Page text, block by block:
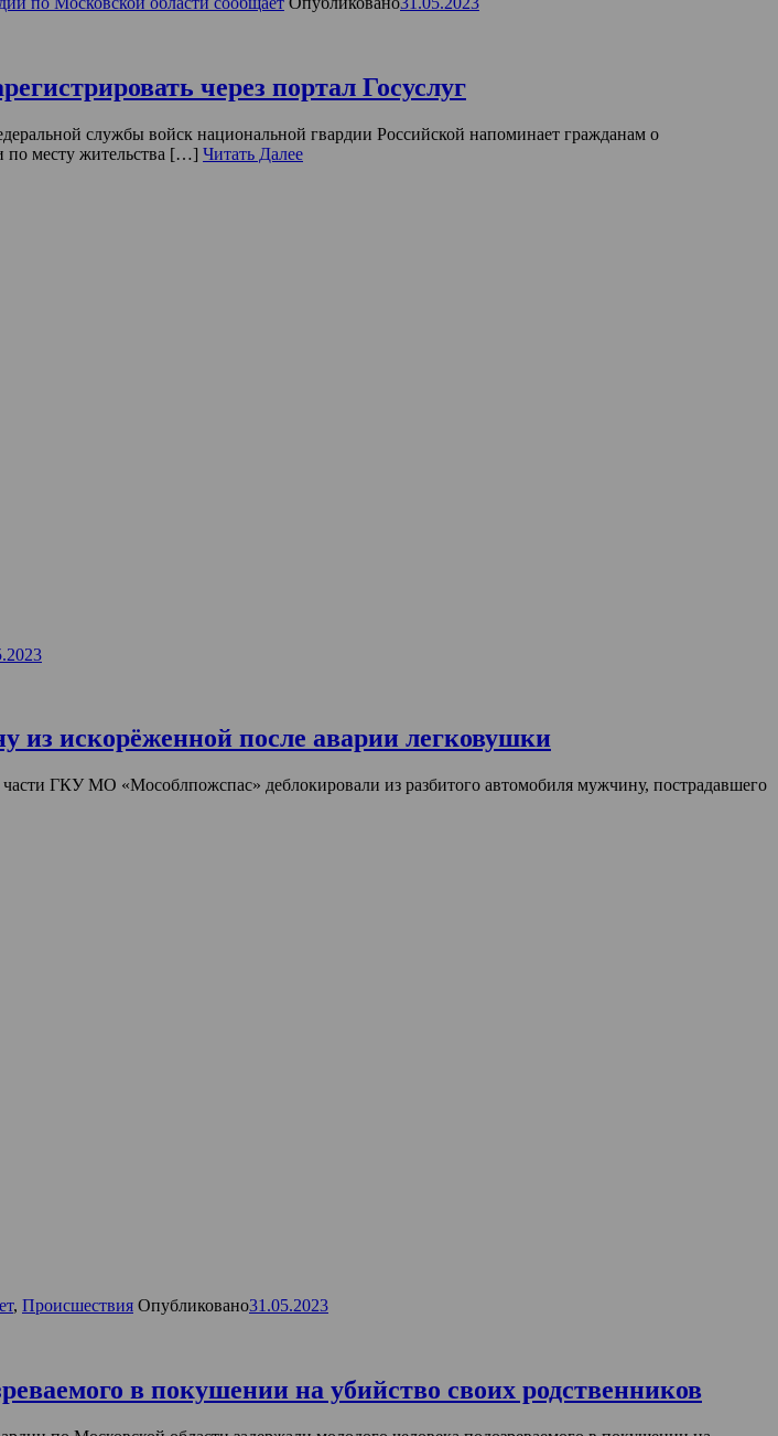
через портал Госуслуг
службы войск национальной гвардии Российской напоминает гражданам о
по месту жительства […] Читать Далее
искорёженной после аварии легковушки
ГКУ МО «Мособлпожспас» деблокировали из разбитого автомобиля мужчину, пострадавшего
, Происшествия Опубликовано31.05.2023
в покушении на убийство своих родственников